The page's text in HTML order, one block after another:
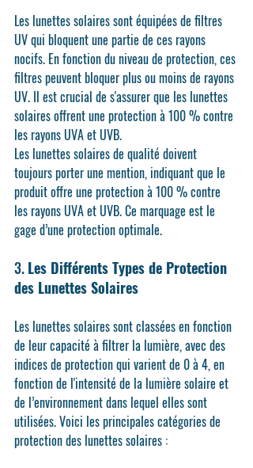
Les lunettes solaires sont équipées de filtres
UV qui bloquent une partie de ces rayons
nocifs. En fonction du niveau de protection, ces
filtres peuvent bloquer plus ou moins de rayons
UV. Il est crucial de s'assurer que les lunettes
solaires offrent une protection à 100 % contre
les rayons UVA et UVB.
Les lunettes solaires de qualité doivent
toujours porter une mention, indiquant que le
produit offre une protection à 100 % contre
les rayons UVA et UVB. Ce marquage est le
gage d’une protection optimale.
3. Les Différents Types de Protection
des Lunettes Solaires
Les lunettes solaires sont classées en fonction
de leur capacité à filtrer la lumière, avec des
indices de protection qui varient de 0 à 4, en
fonction de l'intensité de la lumière solaire et
de l’environnement dans lequel elles sont
utilisées. Voici les principales catégories de
protection des lunettes solaires :